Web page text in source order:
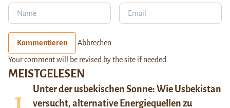
MEISTGELESEN
Unter der usbekischen Sonne: Wie Usbekistan
versucht, alternative Energiequellen zu
Kommentieren Abbrechen
Your comment will be revised by the site if needed.